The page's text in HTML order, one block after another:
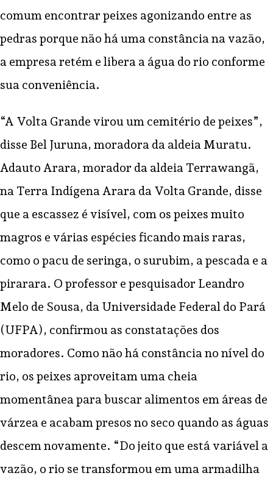
comum encontrar peixes agonizando entre as
pedras porque não há uma constância na vazão,
a empresa retém e libera a água do rio conforme
sua conveniência.
“A Volta Grande virou um cemitério de peixes”,
disse Bel Juruna, moradora da aldeia Muratu.
Adauto Arara, morador da aldeia Terrawangã,
na Terra Indígena Arara da Volta Grande, disse
que a escassez é visível, com os peixes muito
magros e várias espécies ficando mais raras,
como o pacu de seringa, o surubim, a pescada e a
pirarara. O professor e pesquisador Leandro
Melo de Sousa, da Universidade Federal do Pará
(UFPA), confirmou as constatações dos
moradores. Como não há constância no nível do
rio, os peixes aproveitam uma cheia
momentânea para buscar alimentos em áreas de
várzea e acabam presos no seco quando as águas
descem novamente. “Do jeito que está variável a
vazão, o rio se transformou em uma armadilha